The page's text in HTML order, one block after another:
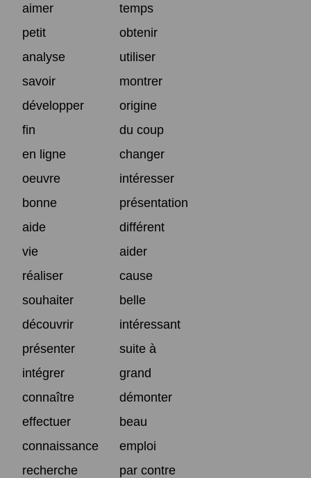
aimer
temps
petit
obtenir
analyse
utiliser
savoir
montrer
développer
origine
fin
du coup
en ligne
changer
oeuvre
intéresser
bonne
présentation
aide
différent
vie
aider
réaliser
cause
souhaiter
belle
découvrir
intéressant
présenter
suite à
intégrer
grand
connaître
démonter
effectuer
beau
connaissance
emploi
recherche
par contre